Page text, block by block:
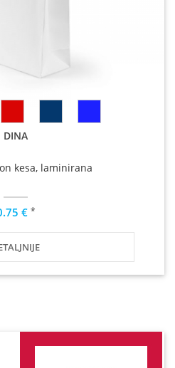
DINA
kesa, laminirana
€ *